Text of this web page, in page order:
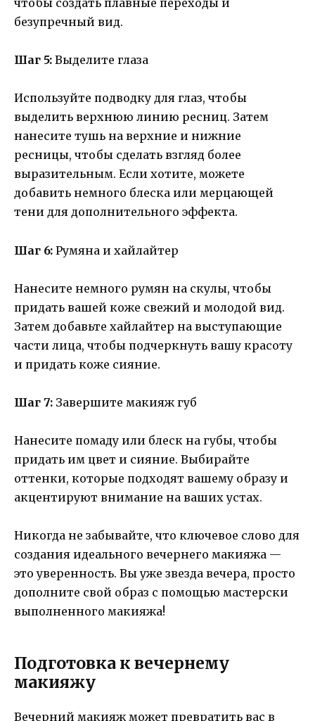
чтобы создать плавные переходы и
безупречный вид.
Шаг 5: Выделите глаза
Используйте подводку для глаз, чтобы
выделить верхнюю линию ресниц. Затем
нанесите тушь на верхние и нижние
ресницы, чтобы сделать взгляд более
выразительным. Если хотите, можете
добавить немного блеска или мерцающей
тени для дополнительного эффекта.
Шаг 6: Румяна и хайлайтер
Нанесите немного румян на скулы, чтобы
придать вашей коже свежий и молодой вид.
Затем добавьте хайлайтер на выступающие
части лица, чтобы подчеркнуть вашу красоту
и придать коже сияние.
Шаг 7: Завершите макияж губ
Нанесите помаду или блеск на губы, чтобы
придать им цвет и сияние. Выбирайте
оттенки, которые подходят вашему образу и
акцентируют внимание на ваших устах.
Никогда не забывайте, что ключевое слово для
создания идеального вечернего макияжа —
это уверенность. Вы уже звезда вечера, просто
дополните свой образ с помощью мастерски
выполненного макияжа!
Подготовка к вечернему
макияжу
Вечерний макияж может превратить вас в